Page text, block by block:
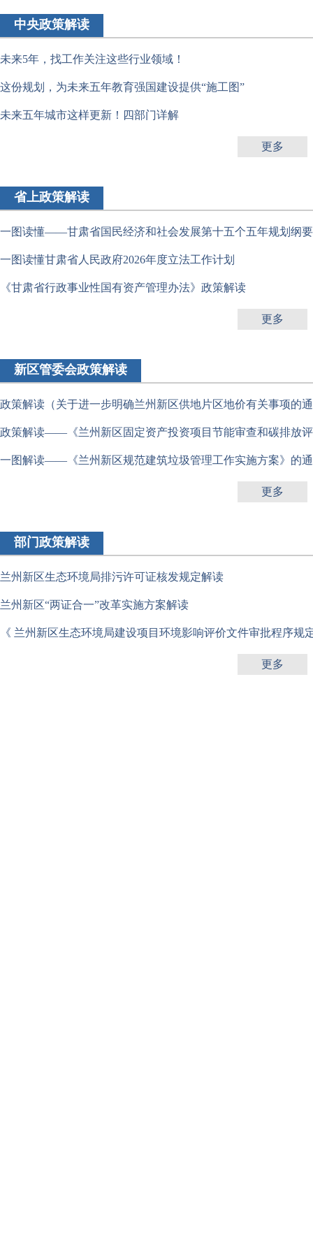
中央政策解读
未来5年，找工作关注这些行业领域！
这份规划，为未来五年教育强国建设提供“施工图”
未来五年城市这样更新！四部门详解
更多
省上政策解读
一图读懂——甘肃省国民经济和社会发展第十五个五年规划纲要
一图读懂甘肃省人民政府2026年度立法工作计划
《甘肃省行政事业性国有资产管理办法》政策解读
更多
新区管委会政策解读
政策解读（关于进一步明确兰州新区供地片区地价有关事项的
政策解读——《兰州新区固定资产投资项目节能审查和碳排放
一图解读——《兰州新区规范建筑垃圾管理工作实施方案》的
更多
部门政策解读
兰州新区生态环境局排污许可证核发规定解读
兰州新区“两证合一”改革实施方案解读
《 兰州新区生态环境局建设项目环境影响评价文件审批程序规
更多